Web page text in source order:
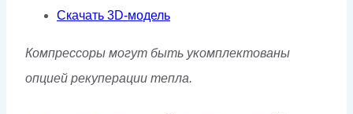
Скачать 3D-модель
Компрессоры могут быть укомплектованы
опцией рекуперации тепла.